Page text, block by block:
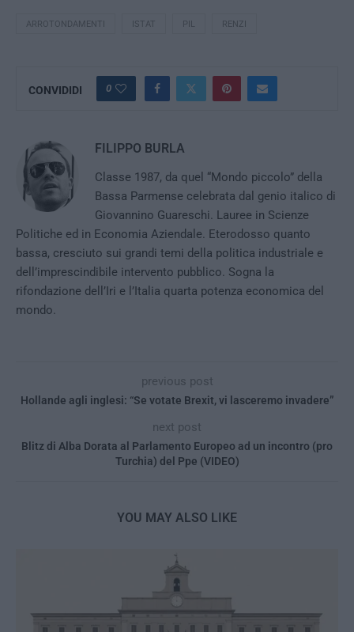
ARROTONDAMENTI ISTAT PIL RENZI
CONVIDIDI 0
FILIPPO BURLA
Classe 1987, da quel “Mondo piccolo” della
Bassa Parmense celebrata dal genio italico di
Giovannino Guareschi. Lauree in Scienze
Politiche ed in Economia Aziendale. Eterodosso quanto
bassa, cresciuto sui grandi temi della politica industriale e
dell’imprescindibile intervento pubblico. Sogna la
rifondazione dell’Iri e l’Italia quarta potenza economica del
mondo.
previous post
Hollande agli inglesi: “Se votate Brexit, vi lasceremo invadere”
next post
Blitz di Alba Dorata al Parlamento Europeo ad un incontro (pro
Turchia) del Ppe (VIDEO)
YOU MAY ALSO LIKE